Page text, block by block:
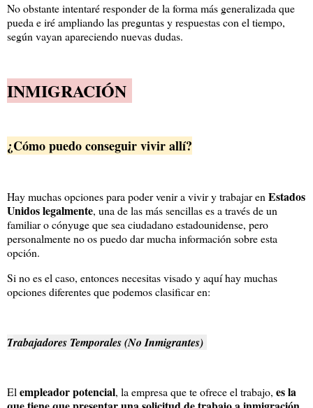
No obstante intentaré responder de la forma más generalizada que
pueda e iré ampliando las preguntas y respuestas con el tiempo,
según vayan apareciendo nuevas dudas.
INMIGRACIÓN
¿Cómo puedo conseguir vivir allí?
Hay muchas opciones para poder venir a vivir y trabajar en Estados
Unidos legalmente, una de las más sencillas es a través de un
familiar o cónyuge que sea ciudadano estadounidense, pero
personalmente no os puedo dar mucha información sobre esta
opción.
Si no es el caso, entonces necesitas visado y aquí hay muchas
opciones diferentes que podemos clasificar en:
Trabajadores Temporales (No Inmigrantes)
Elempleador potencial, la empresa que te ofrece el trabajo, es la